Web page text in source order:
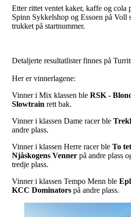
Etter rittet ventet kaker, kaffe og cola
Spinn Sykkelshop og Essoen på Voll
trukket på startnummer.
Detaljerte resultatlister finnes på
Her er vinnerlagene:
Vinner i Mix klassen ble RSK -
Slowtrain rett bak.
Vinner i klassen Dame racer ble
andre plass.
Vinner i klassen Herre racer ble To
Njåskogens Venner på andre plass
tredje plass.
Vinner i klassen Tempo Menn ble
KCC Dominators på andre plass.